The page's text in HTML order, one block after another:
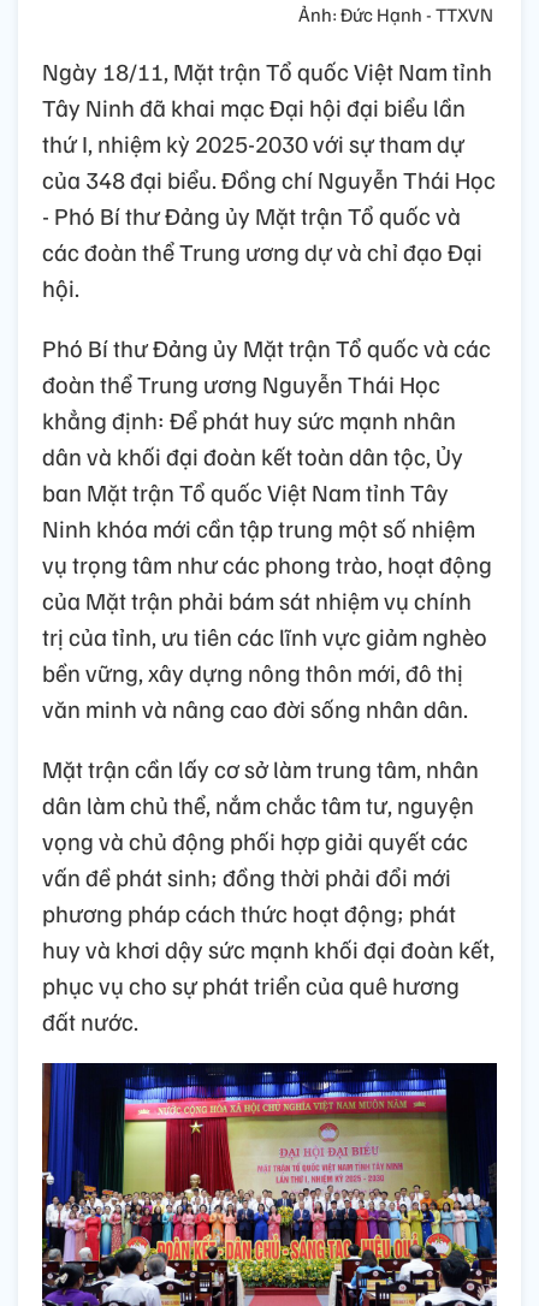
Ảnh: Đức Hạnh - TTXVN
Ngày 18/11, Mặt trận Tổ quốc Việt Nam tỉnh
Tây Ninh đã khai mạc Đại hội đại biểu lần
thứ I, nhiệm kỳ 2025-2030 với sự tham dự
của 348 đại biểu. Đồng chí Nguyễn Thái Học
- Phó Bí thư Đảng ủy Mặt trận Tổ quốc và
các đoàn thể Trung ương dự và chỉ đạo Đại
hội.
Phó Bí thư Đảng ủy Mặt trận Tổ quốc và các
đoàn thể Trung ương Nguyễn Thái Học
khẳng định: Để phát huy sức mạnh nhân
dân và khối đại đoàn kết toàn dân tộc, Ủy
ban Mặt trận Tổ quốc Việt Nam tỉnh Tây
Ninh khóa mới cần tập trung một số nhiệm
vụ trọng tâm như các phong trào, hoạt động
của Mặt trận phải bám sát nhiệm vụ chính
trị của tỉnh, ưu tiên các lĩnh vực giảm nghèo
bền vững, xây dựng nông thôn mới, đô thị
văn minh và nâng cao đời sống nhân dân.
Mặt trận cần lấy cơ sở làm trung tâm, nhân
dân làm chủ thể, nắm chắc tâm tư, nguyện
vọng và chủ động phối hợp giải quyết các
vấn đề phát sinh; đồng thời phải đổi mới
phương pháp cách thức hoạt động; phát
huy và khơi dậy sức mạnh khối đại đoàn kết,
phục vụ cho sự phát triển của quê hương
đất nước.